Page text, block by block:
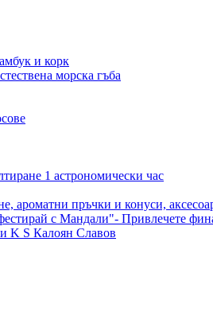
и корк
морска гъба
1 астрономически час
ароматни пръчки и конуси,
с Мандали"- Привлечете
K S Калоян Славов